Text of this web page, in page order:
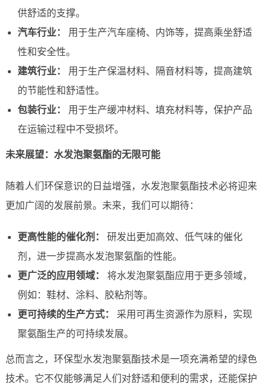
供舒适的支撑。
汽车行业：
用于生产汽车座椅、内饰等，提高乘坐舒适
性和安全性。
建筑行业：
用于生产保温材料、隔音材料等，提高建筑
的节能性和舒适性。
包装行业：
用于生产缓冲材料、填充材料等，保护产品
在运输过程中不受损坏。
未来展望：水发泡聚氨酯的无限可能
随着人们环保意识的日益增强，水发泡聚氨酯技术必将迎来
更加广阔的发展前景。未来，我们可以期待：
更高性能的催化剂：
研发出更加高效、低气味的催化
剂，进一步提高水发泡聚氨酯的性能。
更广泛的应用领域：
将水发泡聚氨酯应用于更多领域，
例如：鞋材、涂料、胶粘剂等。
更可持续的生产方式：
采用可再生资源作为原料，实现
聚氨酯生产的可持续发展。
总而言之，环保型水发泡聚氨酯技术是一项充满希望的绿色
技术。它不仅能够满足人们对舒适和便利的需求，还能保护